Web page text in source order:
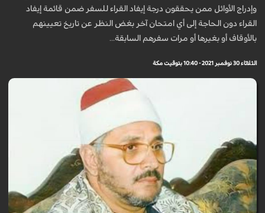
وإدراج الأوائل ممن يحققون درجة إيفاد القراء للسفر ضمن قائمة إيفاد
القراء دون الحاجة إلى أي امتحان آخر بغض النظر عن تاريخ تعيينهم
بالأوقاف أو بغيرها أو مرات سفرهم السابقة...
الثلاثاء 30 نوفمبر 2021 - 10:40 بتوقيت مكة